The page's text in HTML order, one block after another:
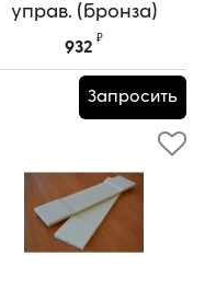
управ. (бронза)
СФ-65 (12 шт.) 161815
932
₽
Запросить